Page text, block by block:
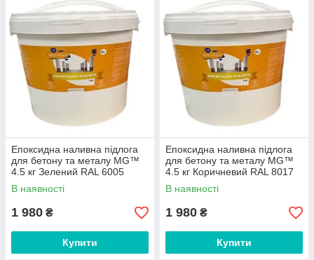
Епоксидна наливна підлога
для бетону та металу MG™
4.5 кг Зелений RAL 6005
plastall
В наявності
1 980 ₴
Купити
Епоксидна наливна підлога
для бетону та металу MG™
4.5 кг Коричневий RAL 8017
plastall
В наявності
1 980 ₴
Купити